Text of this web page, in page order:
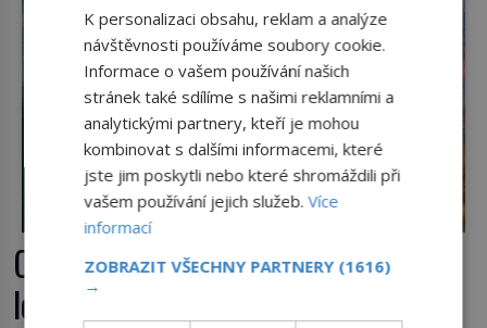
Casanova v Pobaltí: Co měl
legendární svůdník společného se
K personalizaci obsahu, reklam a analýze
návštěvnosti používáme soubory cookie.
Informace o vašem používání našich
stránek také sdílíme s našimi reklamními a
analytickými partnery, kteří je mohou
kombinovat s dalšími informacemi, které
jste jim poskytli nebo které shromáždili při
vašem používání jejich služeb.Více
informací
ZOBRAZIT VŠECHNY PARTNERY (1616)
→